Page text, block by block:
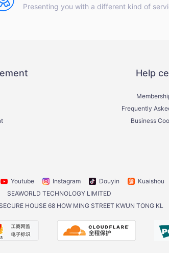
Presenting you with a different kind of
Help
Frequently
Business
Youtube Instagram Douyin
Kuaishou
SEAWORLD TECHNOLOGY LIMITED
HOUSE 68 HOW MING STREET KWUN TONG KL